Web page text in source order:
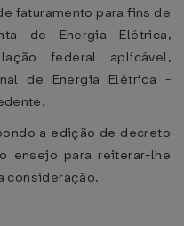
faturamento para fins de
de Energia Elétrica,
federal aplicável,
de Energia Elétrica -
a edição de decreto
ensejo para reiterar-lhe
consideração.